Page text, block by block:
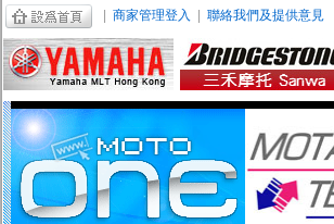
商家管理登入 聯絡我們及提供意見